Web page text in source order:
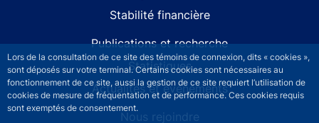
Lors de la consultation de ce site des témoins de connexion, dits « cookies »,
sont déposés sur votre terminal. Certains cookies sont nécessaires au
fonctionnement de ce site, aussi la gestion de ce site requiert l’utilisation de
cookies de mesure de fréquentation et de performance. Ces cookies requis
sont exemptés de consentement.
Stabilité financière
Publications et recherche
Statistiques
Actualités et événements
Nous rejoindre